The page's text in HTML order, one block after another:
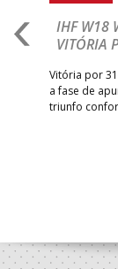
IHF W18
VITÓRIA
Vitória por
a fase de
triunfo